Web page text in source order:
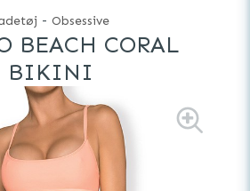
- Obsessive
BEACH CORAL
BIKINI